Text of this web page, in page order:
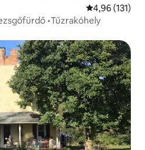
Átlagos
4,96 (131)
•Tűzrakóhely